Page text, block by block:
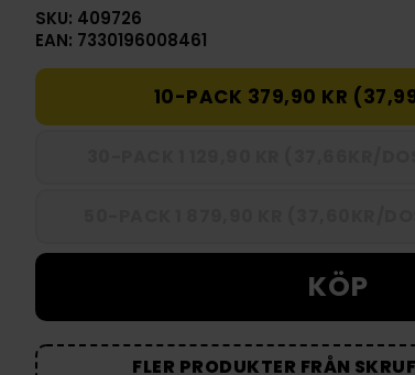
SKU: 409726
EAN: 7330196008461
10-PACK 379,90 KR
KÖP
FLER PRODUKTER FRÅN